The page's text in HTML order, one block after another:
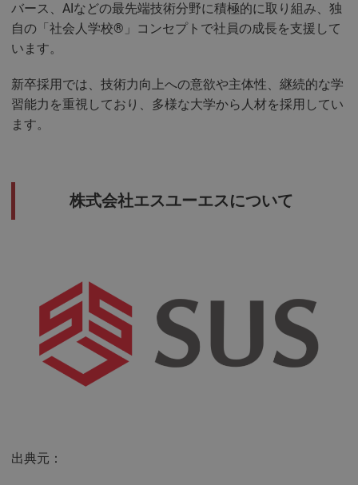
バース、AIなどの最先端技術分野に積極的に取り組み、独
自の「社会人学校®」コンセプトで社員の成長を支援して
います。
新卒採用では、技術力向上への意欲や主体性、継続的な学
習能力を重視しており、多様な大学から人材を採用してい
ます。
株式会社エスユーエスについて
出典元：